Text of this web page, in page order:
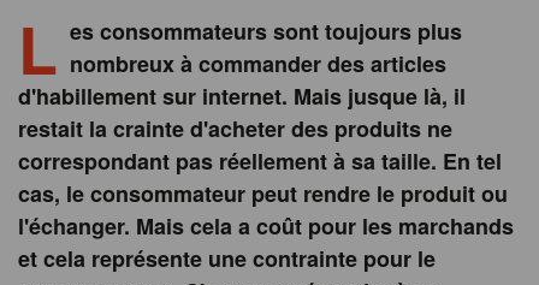
L es consommateurs sont toujours plus
nombreux à commander des articles
d'habillement sur internet. Mais jusque là, il
restait la crainte d'acheter des produits ne
correspondant pas réellement à sa taille. En tel
cas, le consommateur peut rendre le produit ou
l'échanger. Mais cela a coût pour les marchands
et cela représente une contrainte pour le